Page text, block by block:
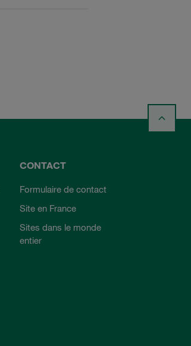
CONTACT
Formulaire de contact
Site en France
Sites dans le monde
entier